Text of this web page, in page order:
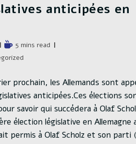
anticipées en
Temps
de
5 mins read
prochain, les Allemands sont
anticipées.Ces élections
savoir qui succédera à Olaf
élection législative en Allemagne
permis à Olaf Scholz et son parti